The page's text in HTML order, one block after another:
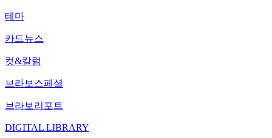
테마
카드뉴스
컷&칼럼
브라보스페셜
브라보리포트
DIGITAL LIBRARY